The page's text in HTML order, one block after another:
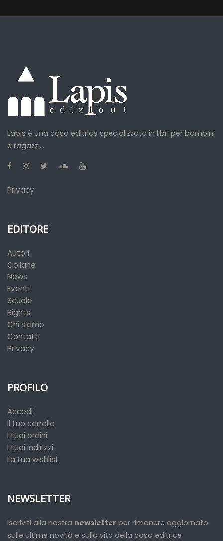
Lapis è una casa editrice specializzata in libri per bambini
e ragazzi...
Privacy
EDITORE
Autori
Collane
News
Eventi
Scuole
Rights
Chi siamo
Contatti
Privacy
PROFILO
Accedi
Il tuo carrello
I tuoi ordini
I tuoi indirizzi
La tua wishlist
NEWSLETTER
Iscriviti alla nostra newsletter per rimanere aggiornato
sulle ultime novità e sulla vita della casa editrice